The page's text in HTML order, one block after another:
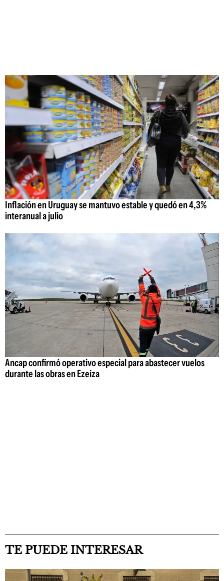
Inflación en Uruguay se mantuvo estable y quedó en 4,3%
interanual a julio
Ancap confirmó operativo especial para abastecer vuelos
durante las obras en Ezeiza
TE PUEDE INTERESAR